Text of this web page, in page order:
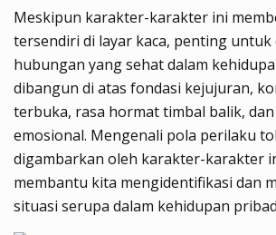
Meskipun karakter-karakter ini
tersendiri di layar kaca, penting untuk
hubungan yang sehat dalam
dibangun di atas fondasi kejujuran,
terbuka, rasa hormat timbal balik,
emosional. Mengenali pola perilaku
digambarkan oleh karakter-karakter
membantu kita mengidentifikasi dan
situasi serupa dalam kehidupan